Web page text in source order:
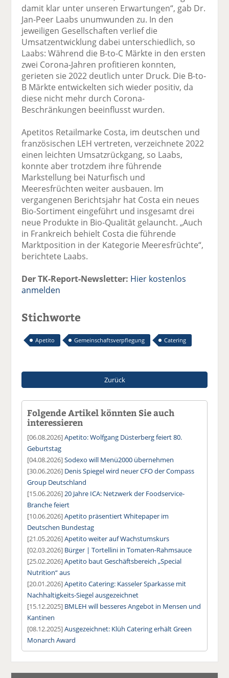
damit klar unter unseren Erwartungen“, gab Dr.
Jan-Peer Laabs unumwunden zu. In den
jeweiligen Gesellschaften verlief die
Umsatzentwicklung dabei unterschiedlich, so
Laabs: Während die B-to-C Märkte in den ersten
zwei Corona-Jahren profitieren konnten,
gerieten sie 2022 deutlich unter Druck. Die B-to-
B Märkte entwickelten sich wieder positiv, da
diese nicht mehr durch Corona-
Beschränkungen beeinflusst wurden.
Apetitos Retailmarke Costa, im deutschen und
französischen LEH vertreten, verzeichnete 2022
einen leichten Umsatzrückgang, so Laabs,
konnte aber trotzdem ihre führende
Markstellung bei Naturfisch und
Meeresfrüchten weiter ausbauen. Im
vergangenen Berichtsjahr hat Costa ein neues
Bio-Sortiment eingeführt und insgesamt drei
neue Produkte in Bio-Qualität gelauncht. „Auch
in Frankreich behielt Costa die führende
Marktposition in der Kategorie Meeresfrüchte“,
berichtete Laabs.
Der TK-Report-Newsletter: Hier kostenlos
anmelden
Stichworte
Apetito Gemeinschaftsverpflegung Catering
Zurück
Folgende Artikel könnten Sie auch
interessieren
[06.08.2026]Apetito: Wolfgang Düsterberg feiert 80.
Geburtstag
[04.08.2026]Sodexo will Menü2000 übernehmen
[30.06.2026] Denis Spiegel wird neuer CFO der Compass
Group Deutschland
[15.06.2026]20 Jahre ICA: Netzwerk der Foodservice-
Branche feiert
[10.06.2026]Apetito präsentiert Whitepaper im
Deutschen Bundestag
[21.05.2026]Apetito weiter auf Wachstumskurs
[02.03.2026] Bürger | Tortellini in Tomaten-Rahmsauce
[25.02.2026]Apetito baut Geschäftsbereich „Special
Nutrition“ aus
[20.01.2026]Apetito Catering: Kasseler Sparkasse mit
Nachhaltigkeits-Siegel ausgezeichnet
[15.12.2025] BMLEH will besseres Angebot in Mensen und
Kantinen
[08.12.2025]Ausgezeichnet: Klüh Catering erhält Green
Monarch Award